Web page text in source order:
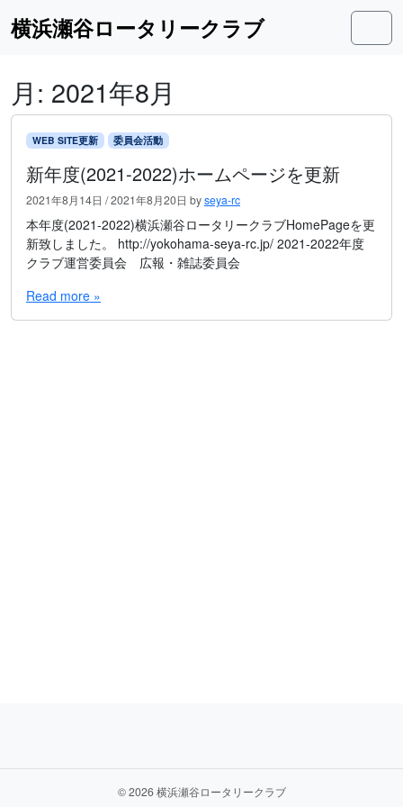
横浜瀬谷ロータリークラブ
月: 2021年8月
WEB SITE更新 委員会活動
新年度(2021-2022)ホームページを更新
2021年8月14日 /2021年8月20日 byseya-rc
本年度(2021-2022)横浜瀬谷ロータリークラブHomePageを更
新致しました。 http://yokohama-seya-rc.jp/ 2021-2022年度
クラブ運営委員会 広報・雑誌委員会
Read more »
©2026 横浜瀬谷ロータリークラブ